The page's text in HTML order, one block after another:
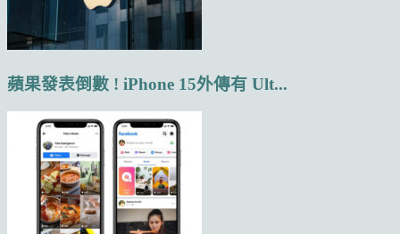
蘋果發表倒數 ! iPhone 15外傳有 Ult...